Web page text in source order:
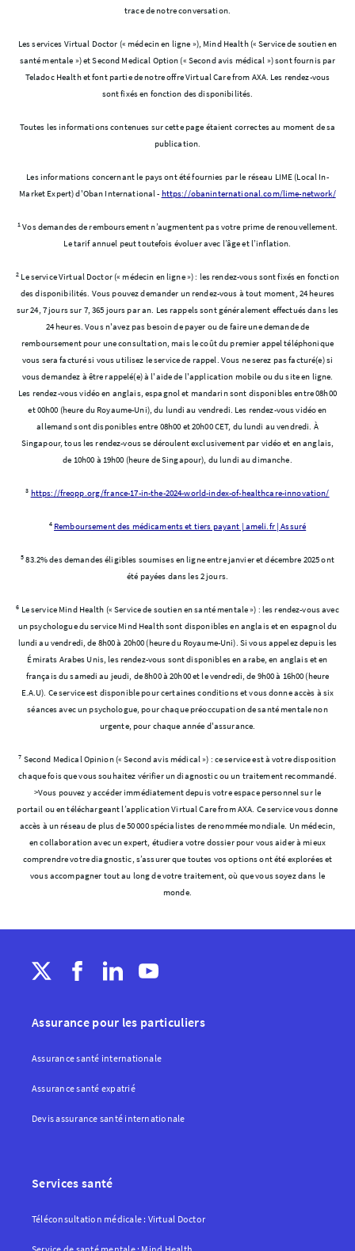
trace de notre conversation.
Les services Virtual Doctor (« médecin en ligne »), Mind Health (« Service de soutien en
santé mentale ») et Second Medical Option (« Second avis médical ») sont fournis par
Teladoc Health et font partie de notre offre Virtual Care from AXA. Les rendez-vous
sont fixés en fonction des disponibilités.
Toutes les informations contenues sur cette page étaient correctes au moment de sa
publication.
Les informations concernant le pays ont été fournies par le réseau LIME (Local In-
Market Expert) d'Oban International - https://obaninternational.com/lime-network/
1Vos demandes de remboursement n’augmentent pas votre prime de renouvellement.
Le tarif annuel peut toutefois évoluer avec l’âge et l’inflation.
2 Le service Virtual Doctor (« médecin en ligne ») : les rendez-vous sont fixés en fonction
des disponibilités. Vous pouvez demander un rendez-vous à tout moment, 24 heures
sur 24, 7 jours sur 7, 365 jours par an. Les rappels sont généralement effectués dans les
24 heures. Vous n'avez pas besoin de payer ou de faire une demande de
remboursement pour une consultation, mais le coût du premier appel téléphonique
vous sera facturé si vous utilisez le service de rappel. Vous ne serez pas facturé(e) si
vous demandez à être rappelé(e) à l'aide de l'application mobile ou du site en ligne.
Les rendez-vous vidéo en anglais, espagnol et mandarin sont disponibles entre 08h00
et 00h00 (heure du Royaume-Uni), du lundi au vendredi. Les rendez-vous vidéo en
allemand sont disponibles entre 08h00 et 20h00 CET, du lundi au vendredi. À
Singapour, tous les rendez-vous se déroulent exclusivement par vidéo et en anglais,
de 10h00 à 19h00 (heure de Singapour), du lundi au dimanche.
3 https://freopp.org/france-17-in-the-2024-world-index-of-healthcare-innovation/
4 Remboursement des médicaments et tiers payant | ameli.fr | Assuré
583.2% des demandes éligibles soumises en ligne entre janvier et décembre 2025 ont
été payées dans les 2 jours.
6 Le service Mind Health (« Service de soutien en santé mentale ») : les rendez-vous avec
un psychologue du service Mind Health sont disponibles en anglais et en espagnol du
lundi au vendredi, de 8h00 à 20h00 (heure du Royaume-Uni). Si vous appelez depuis les
Émirats Arabes Unis, les rendez-vous sont disponibles en arabe, en anglais et en
français du samedi au jeudi, de 8h00 à 20h00 et le vendredi, de 9h00 à 16h00 (heure
E.A.U). Ce service est disponible pour certaines conditions et vous donne accès à six
séances avec un psychologue, pour chaque préoccupation de santé mentale non
urgente, pour chaque année d'assurance.
7 Second Medical Opinion (« Second avis médical ») : ce service est à votre disposition
chaque fois que vous souhaitez vérifier un diagnostic ou un traitement recommandé.
>Vous pouvez y accéder immédiatement depuis votre espace personnel sur le
portail ou en téléchargeant l’application Virtual Care from AXA. Ce service vous donne
accès à un réseau de plus de 50 000 spécialistes de renommée mondiale. Un médecin,
en collaboration avec un expert, étudiera votre dossier pour vous aider à mieux
comprendre votre diagnostic, s’assurer que toutes vos options ont été explorées et
vous accompagner tout au long de votre traitement, où que vous soyez dans le
monde.
Assurance pour les particuliers
Assurance santé internationale
Assurance santé expatrié
Devis assurance santé internationale
Services santé
Téléconsultation médicale : Virtual Doctor